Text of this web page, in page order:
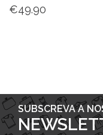
€49.90
SUBSCREVA A